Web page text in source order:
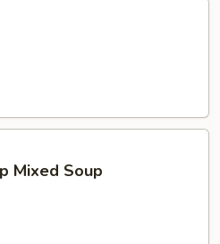
Mixed Soup